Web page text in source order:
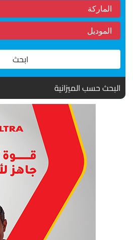
ابحث
البحث حسب الميزانية